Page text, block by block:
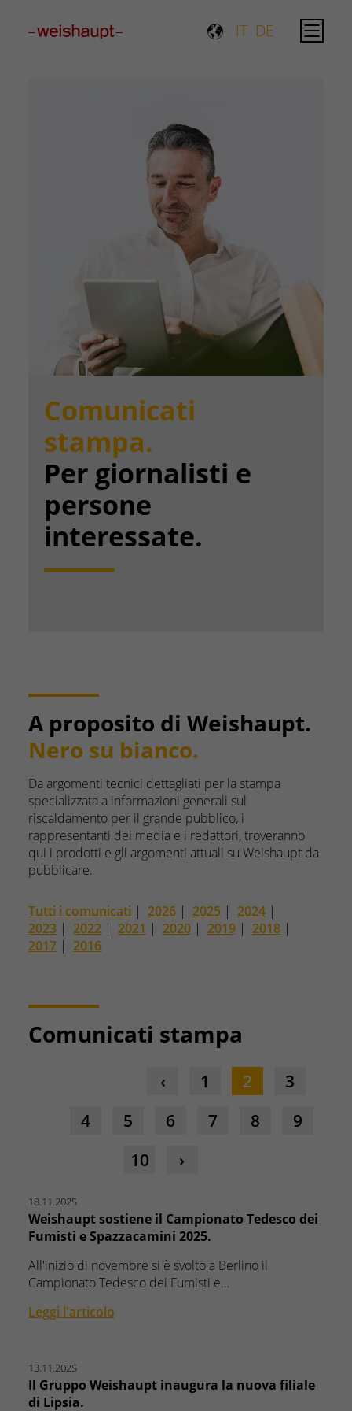
IT DE
Comunicati
stampa.
Per giornalisti e
persone
interessate.
A proposito di Weishaupt.
Nero su bianco.
Da argomenti tecnici dettagliati per la stampa
specializzata a informazioni generali sul
riscaldamento per il grande pubblico, i
rappresentanti dei media e i redattori, troveranno
qui i prodotti e gli argomenti attuali su Weishaupt da
pubblicare.
Tutti i comunicati | 2026 | 2025 | 2024 |
2023 | 2022 | 2021 | 2020 | 2019 | 2018 |
2017 | 2016
Comunicati stampa
1 2
3
4
5 6 7 8
9
10
18.11.2025
Weishaupt sostiene il Campionato Tedesco dei
Fumisti e Spazzacamini 2025.
All'inizio di novembre si è svolto a Berlino il
Campionato Tedesco dei Fumisti e…
Leggi l'articolo
13.11.2025
Il Gruppo Weishaupt inaugura la nuova filiale
di Lipsia.